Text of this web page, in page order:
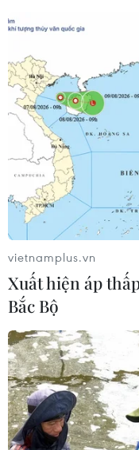
TIN CÙNG
vietnamplus.vn
Xuất hiện áp
Bắc Bộ